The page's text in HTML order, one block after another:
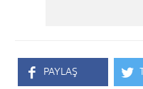
PAYLAŞ